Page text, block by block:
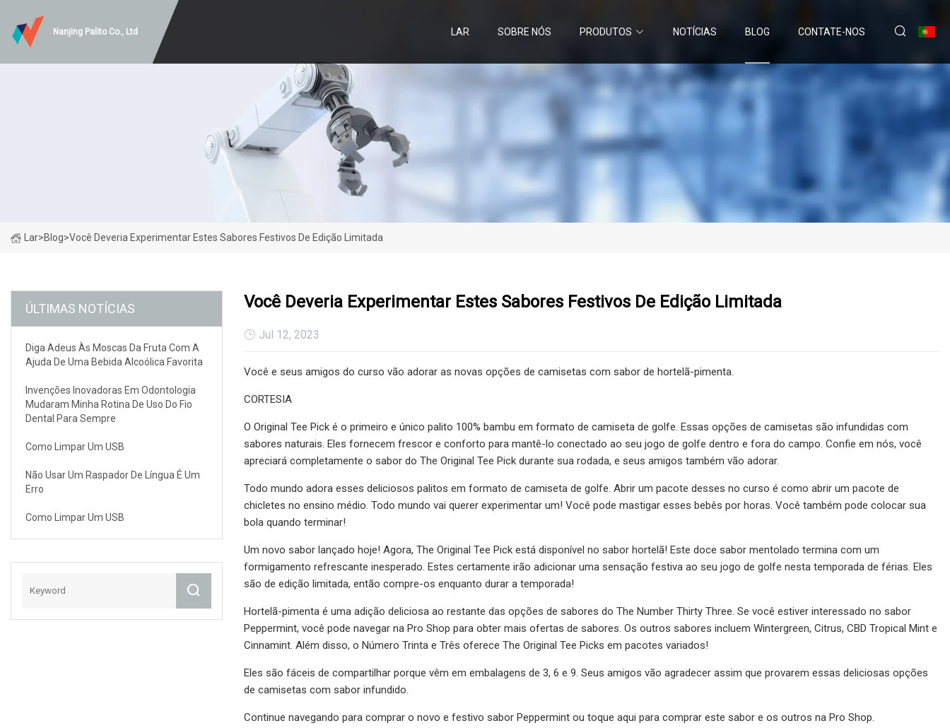
Nanjing Palito Co., Ltd LAR SOBRE NÓS PRODUTOS NOTÍCIAS BLOG CONTATE-NOS
Lar>Blog>Você Deveria Experimentar Estes Sabores Festivos De Edição Limitada
ÚLTIMAS NOTÍCIAS
Diga Adeus Às Moscas Da Fruta Com A
Ajuda De Uma Bebida Alcoólica Favorita
Invenções Inovadoras Em Odontologia
Mudaram Minha Rotina De Uso Do Fio
Dental Para Sempre
Como Limpar Um USB
Não Usar Um Raspador De Língua É Um
Erro
Como Limpar Um USB
Você Deveria Experimentar Estes Sabores Festivos De Edição Limitada
Jul 12, 2023
Você e seus amigos do curso vão adorar as novas opções de camisetas com sabor de hortelã-pimenta.
CORTESIA
O Original Tee Pick é o primeiro e único palito 100% bambu em formato de camiseta de golfe. Essas opções de camisetas são infundidas com
sabores naturais. Eles fornecem frescor e conforto para mantê-lo conectado ao seu jogo de golfe dentro e fora do campo. Confie em nós, você
apreciará completamente o sabor do The Original Tee Pick durante sua rodada, e seus amigos também vão adorar.
Todo mundo adora esses deliciosos palitos em formato de camiseta de golfe. Abrir um pacote desses no curso é como abrir um pacote de
chicletes no ensino médio. Todo mundo vai querer experimentar um! Você pode mastigar esses bebês por horas. Você também pode colocar sua
bola quando terminar!
Um novo sabor lançado hoje! Agora, The Original Tee Pick está disponível no sabor hortelã! Este doce sabor mentolado termina com um
formigamento refrescante inesperado. Estes certamente irão adicionar uma sensação festiva ao seu jogo de golfe nesta temporada de férias. Eles
são de edição limitada, então compre-os enquanto durar a temporada!
Hortelã-pimenta é uma adição deliciosa ao restante das opções de sabores do The Number Thirty Three. Se você estiver interessado no sabor
Peppermint, você pode navegar na Pro Shop para obter mais ofertas de sabores. Os outros sabores incluem Wintergreen, Citrus, CBD Tropical Mint e
Cinnamint. Além disso, o Número Trinta e Três oferece The Original Tee Picks em pacotes variados!
Eles são fáceis de compartilhar porque vêm em embalagens de 3, 6 e 9. Seus amigos vão agradecer assim que provarem essas deliciosas opções
de camisetas com sabor infundido.
Continue navegando para comprar o novo e festivo sabor Peppermint ou toque aqui para comprar este sabor e os outros na Pro Shop.